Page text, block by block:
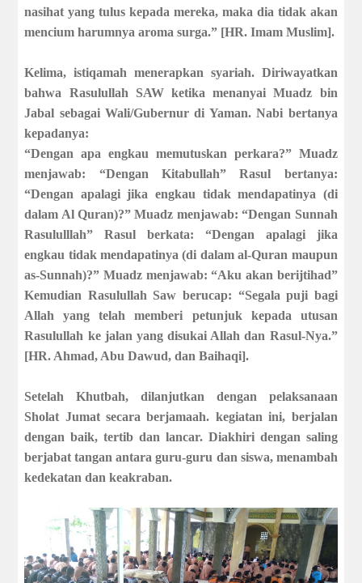
nasihat yang tulus kepada mereka, maka dia tidak akan
mencium harumnya aroma surga.” [HR. Imam Muslim].
Kelima, istiqamah menerapkan syariah. Diriwayatkan
bahwa Rasulullah SAW ketika menanyai Muadz bin
Jabal sebagai Wali/Gubernur di Yaman. Nabi bertanya
kepadanya:
“Dengan apa engkau memutuskan perkara?” Muadz
menjawab: “Dengan Kitabullah” Rasul bertanya:
“Dengan apalagi jika engkau tidak mendapatinya (di
dalam Al Quran)?” Muadz menjawab: “Dengan Sunnah
Rasululllah” Rasul berkata: “Dengan apalagi jika
engkau tidak mendapatinya (di dalam al-Quran maupun
as-Sunnah)?” Muadz menjawab: “Aku akan berijtihad”
Kemudian Rasulullah Saw berucap: “Segala puji bagi
Allah yang telah memberi petunjuk kepada utusan
Rasulullah ke jalan yang disukai Allah dan Rasul-Nya.”
[HR. Ahmad, Abu Dawud, dan Baihaqi].
Setelah Khutbah, dilanjutkan dengan pelaksanaan
Sholat Jumat secara berjamaah. kegiatan ini, berjalan
dengan baik, tertib dan lancar. Diakhiri dengan saling
berjabat tangan antara guru-guru dan siswa, menambah
kedekatan dan keakraban.